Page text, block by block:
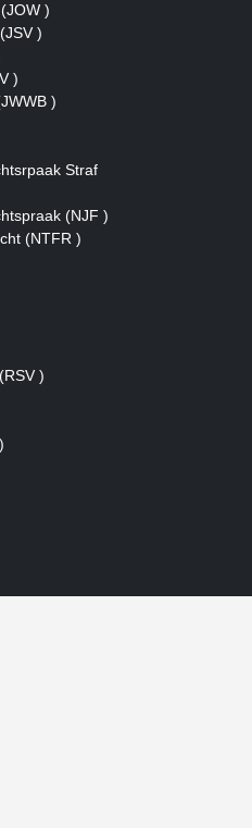
)
)
)
)
Straf
(NJF )
(NTFR )
)